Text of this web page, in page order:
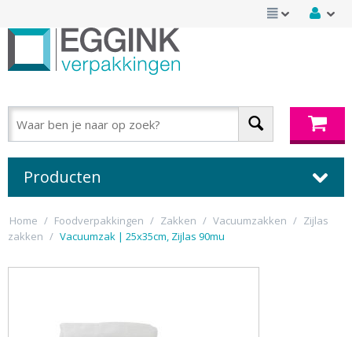
Producten
Home / Foodverpakkingen / Zakken / Vacuumzakken / Zijlas
zakken / Vacuumzak | 25x35cm, Zijlas 90mu